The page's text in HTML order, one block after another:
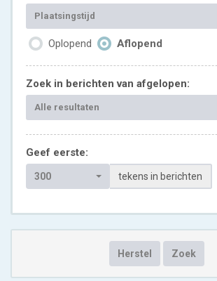
Plaatsingstijd
Oplopend Aflopend
Zoek in berichten van afgelopen:
Alle resultaten
Geef eerste:
300 tekens in berichten
Herstel Zoek